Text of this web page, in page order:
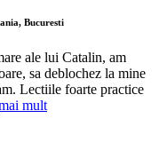
Bucuresti
ale lui Catalin, am
sa deblochez la mine
Lectiile foarte practice
mult